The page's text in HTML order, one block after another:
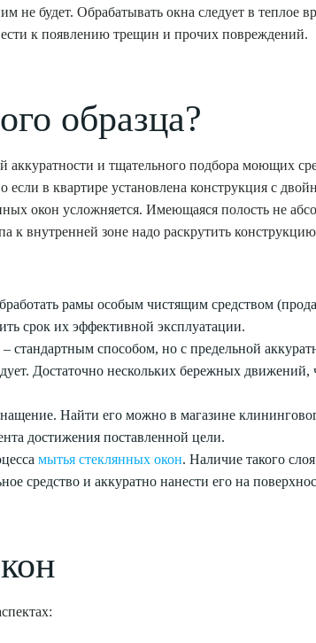
будет. Обрабатывать окна следует в теплое
к появлению трещин и прочих повреждений.
образца?
аккуратности и тщательного подбора моющих
в квартире установлена конструкция с
окон усложняется. Имеющаяся полость не
к внутренней зоне надо раскрутить
рамы особым чистящим средством
срок их эффективной эксплуатации.
способом, но с предельной
Достаточно нескольких бережных движений,
Найти его можно в магазине
достижения поставленной цели.
мытья стеклянных окон. Наличие такого
средство и аккуратно нанести его на